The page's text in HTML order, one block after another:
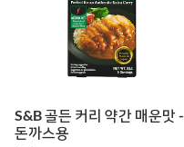
S&B 골든 커리 약간 매운맛 -
돈까스용